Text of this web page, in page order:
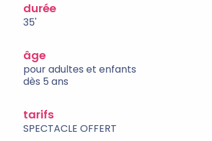
durée
35'
âge
pour adultes et enfants
dès 5 ans
tarifs
SPECTACLE OFFERT